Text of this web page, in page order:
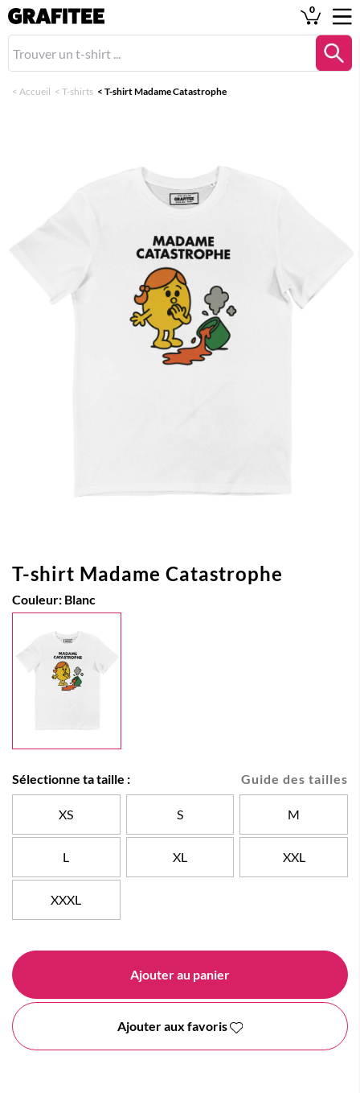
0
< Accueil < T-shirts < T-shirt Madame Catastrophe
T-shirt Madame Catastrophe
Couleur: Blanc
Guide des tailles
Sélectionne ta taille :
XS S M
L XL XXL
XXXL
Ajouter au panier
Ajouter aux favoris